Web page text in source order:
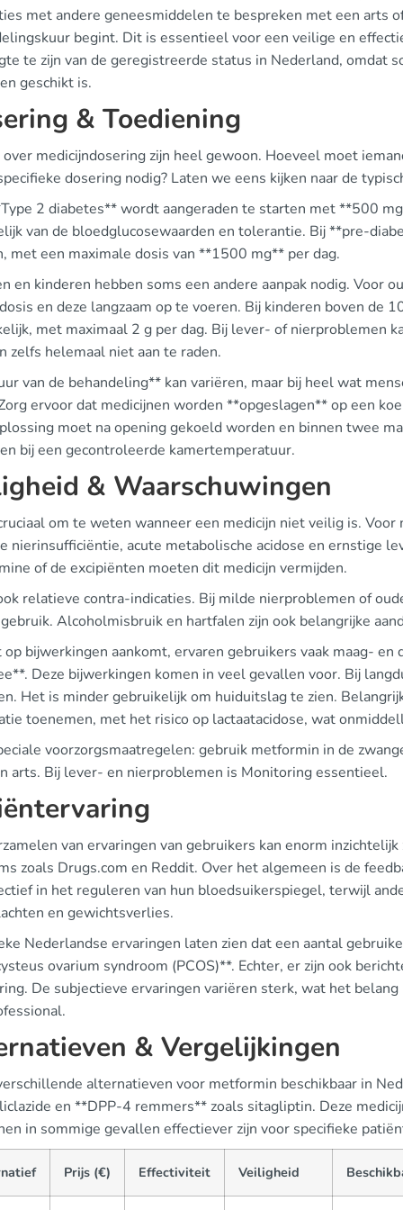
met andere geneesmiddelen te bespreken met een arts
begint. Dit is essentieel voor een veilige en
te zijn van de geregistreerde status in Nederland, omdat
geschikt is.
& Toediening
over medicijndosering zijn heel gewoon. Hoeveel moet
dosering nodig? Laten we eens kijken naar de
2 diabetes** wordt aangeraden te starten met **500
van de bloedglucosewaarden en tolerantie. Bij **pre-
met een maximale dosis van **1500 mg** per dag.
en kinderen hebben soms een andere aanpak nodig. Voor
en deze langzaam op te voeren. Bij kinderen boven de
met maximaal 2 g per dag. Bij lever- of nierproblemen
zelfs helemaal niet aan te raden.
van de behandeling** kan variëren, maar bij heel wat
ervoor dat medicijnen worden **opgeslagen** op een
moet na opening gekoeld worden en binnen twee
bij een gecontroleerde kamertemperatuur.
& Waarschuwingen
om te weten wanneer een medicijn niet veilig is.
nierinsufficiëntie, acute metabolische acidose en ernstige
of de excipiënten moeten dit medicijn vermijden.
relatieve contra-indicaties. Bij milde nierproblemen of
Alcoholmisbruik en hartfalen zijn ook belangrijke
bijwerkingen aankomt, ervaren gebruikers vaak maag-
Deze bijwerkingen komen in veel gevallen voor. Bij
Het is minder gebruikelijk om huiduitslag te zien.
toenemen, met het risico op lactaatacidose, wat
voorzorgsmaatregelen: gebruik metformin in de
arts. Bij lever- en nierproblemen is Monitoring essentieel.
van ervaringen van gebruikers kan enorm
zoals Drugs.com en Reddit. Over het algemeen is de
in het reguleren van hun bloedsuikerspiegel, terwijl
en gewichtsverlies.
Nederlandse ervaringen laten zien dat een aantal
ovarium syndroom (PCOS)**. Echter, er zijn ook
De subjectieve ervaringen variëren sterk, wat het
& Vergelijkingen
alternatieven voor metformin beschikbaar in
en **DPP-4 remmers** zoals sitagliptin. Deze
in sommige gevallen effectiever zijn voor specifieke
Prijs (€) Effectiviteit Veiligheid